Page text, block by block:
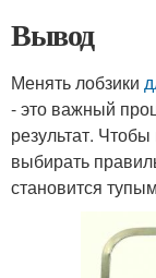
Вывод
Менять лобзики
- это важный
результат.
выбирать
становится